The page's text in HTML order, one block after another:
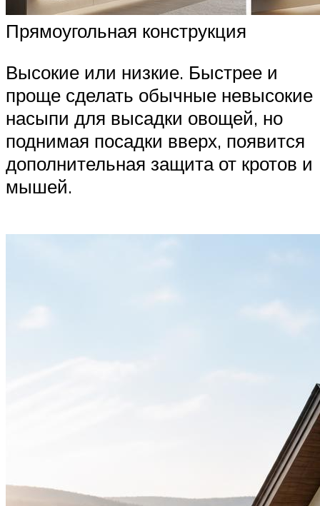
Прямоугольная конструкция
Высокие или низкие. Быстрее и
проще сделать обычные невысокие
насыпи для высадки овощей, но
поднимая посадки вверх, появится
дополнительная защита от кротов и
мышей.